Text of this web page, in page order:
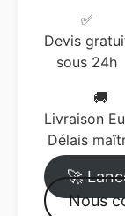
✅
Devis
sous 24h
🚚
Livraison
Délais
🚀
Nous